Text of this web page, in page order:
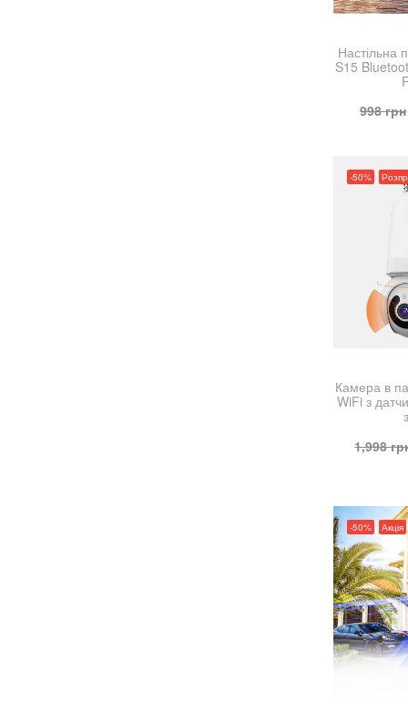
Настільна
S15
998грн
-50%
Камера в
WiFi з
1,998
-50% Акція